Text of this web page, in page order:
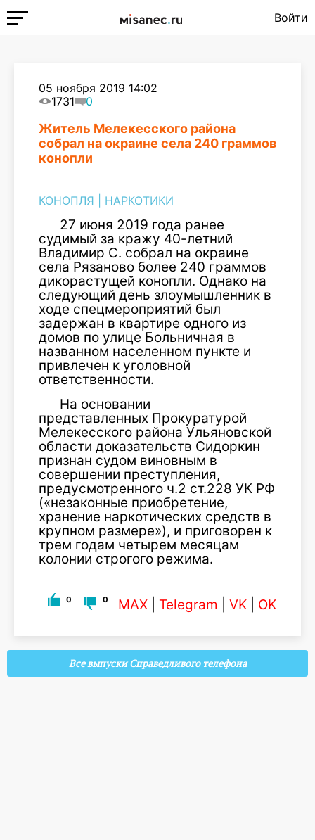
Войти
05 ноября 2019 14:02
1731
0
Житель Мелекесского района
собрал на окраине села 240 граммов
конопли
КОНОПЛЯ НАРКОТИКИ
27 июня 2019 года ранее
судимый за кражу 40-летний
Владимир С. собрал на окраине
села Рязаново более 240 граммов
дикорастущей конопли. Однако на
следующий день злоумышленник в
ходе спецмероприятий был
задержан в квартире одного из
домов по улице Больничная в
названном населенном пункте и
привлечен к уголовной
ответственности.
На основании
представленных Прокуратурой
Мелекесского района Ульяновской
области доказательств Сидоркин
признан судом виновным в
совершении преступления,
предусмотренного ч.2 ст.228 УК РФ
(«незаконные приобретение,
хранение наркотических средств в
крупном размере»), и приговорен к
трем годам четырем месяцам
колонии строгого режима.
0 0 MAX Telegram VK OK
Все выпуски Справедливого телефона